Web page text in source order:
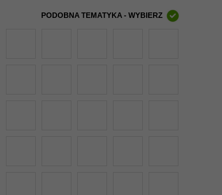
PODOBNA TEMATYKA - WYBIERZ